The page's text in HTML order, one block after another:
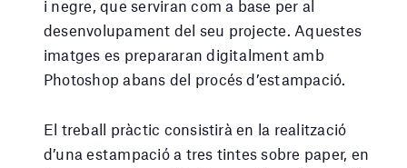
i negre, que serviran com a base per al
desenvolupament del seu projecte. Aquestes
imatges es prepararan digitalment amb
Photoshop abans del procés d’estampació.
El treball pràctic consistirà en la realització
d’una estampació a tres tintes sobre paper, en